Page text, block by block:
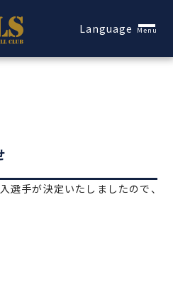
Language Menu
選手が決定いたしましたので、